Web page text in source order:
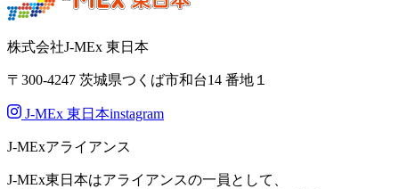
株式会社J-MEx 東日本
〒300-4247 茨城県つくば市和台14 番地１
J-MEx 東日本instagram
J-MExアライアンス
J-MEx東日本はアライアンスの一員として、